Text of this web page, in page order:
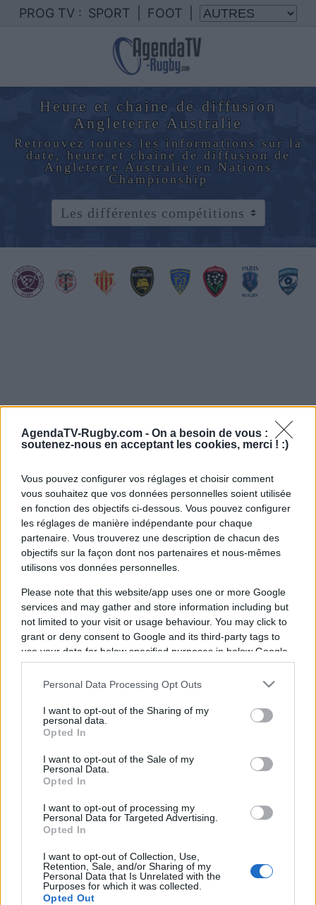
AgendaTV-Rugby.com - On a besoin de vous :
soutenez-nous en acceptant les cookies, merci ! :)
Vous pouvez configurer vos réglages et choisir comment
vous souhaitez que vos données personnelles soient utilisée
en fonction des objectifs ci-dessous. Vous pouvez configurer
les réglages de manière indépendante pour chaque
partenaire. Vous trouverez une description de chacun des
objectifs sur la façon dont nos partenaires et nous-mêmes
utilisons vos données personnelles.
Please note that this website/app uses one or more Google
services and may gather and store information including but
not limited to your visit or usage behaviour. You may click to
grant or deny consent to Google and its third-party tags to
use your data for below specified purposes in below Google
consent section.
Personal Data Processing Opt Outs
I want to opt-out of the Sharing of my
personal data.
Opted In
I want to opt-out of the Sale of my
Personal Data.
Opted In
I want to opt-out of processing my
Personal Data for Targeted Advertising.
Opted In
I want to opt-out of Collection, Use,
Retention, Sale, and/or Sharing of my
Personal Data that Is Unrelated with the
Purposes for which it was collected.
Opted Out
PROG TV : SPORT FOOT
Heure et chaine de diffusion
Angleterre Australie
Retrouvez toutes les informations sur la
date, heure et chaine de diffusion de
Angleterre Australie en Nations
Championship
Vendredi 06 Novembre